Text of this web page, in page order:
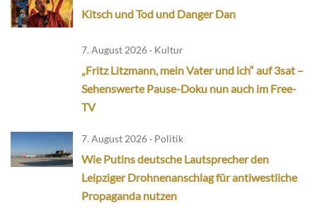
Kitsch und Tod und Danger Dan
7. August 2026 · Kultur
„Fritz Litzmann, mein Vater und ich“ auf 3sat –
Sehenswerte Pause-Doku nun auch im Free-
TV
7. August 2026 · Politik
Wie Putins deutsche Lautsprecher den
Leipziger Drohnenanschlag für antiwestliche
Propaganda nutzen